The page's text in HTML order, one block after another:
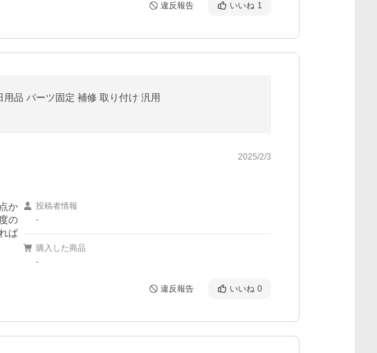
違反報告 いいね 1
品 パーツ固定 補修 取り付け 汎用
2025/2/3
か
の
ば
投稿者情報
-
購入した商品
-
違反報告 いいね 0